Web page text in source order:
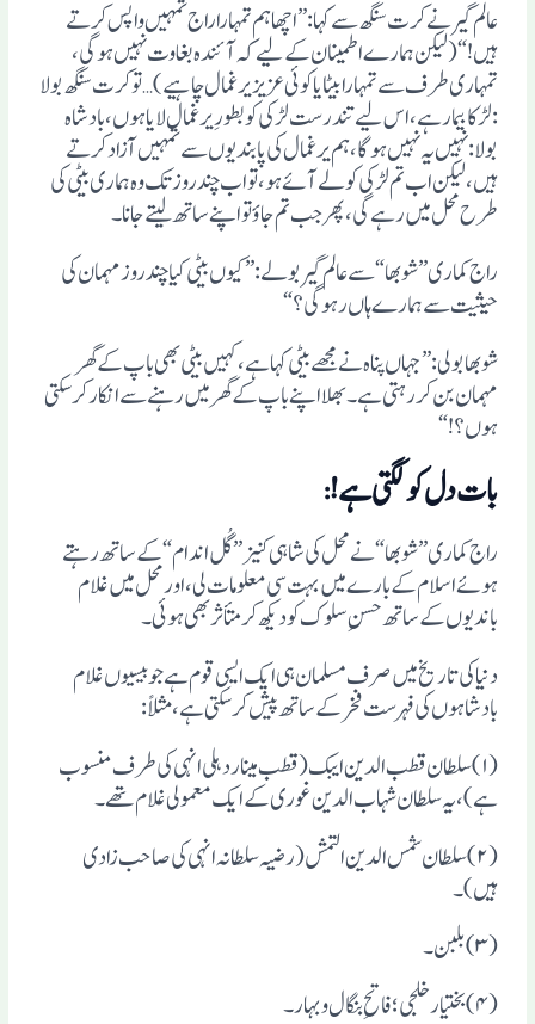
عالم گیر نے کرت سنگھ سے کہا: ”اچھا ہم تمہارا راج تمہیں واپس کرتے
ہیں!“(لیکن ہمارے اطمینان کے لیے کہ آئندہ بغاوت نہیں ہوگی،
تمہاری طرف سے تمہارا بیٹا یا کوئی عزیز یرغمال چاہیے) … تو کرت سنگھ بولا
: لڑکا بیمار ہے، اس لیے تندرست لڑکی کو بطورِ یرغمال لایا ہوں، بادشاہ
بولا: نہیں یہ نہیں ہوگا، ہم یرغمال کی پابندیوں سے تمہیں آزاد کرتے
ہیں، لیکن اب تم لڑکی کو لے آئے ہو، تو اب چند روز تک وہ ہماری بیٹی کی
طرح محل میں رہے گی، پھر جب تم جاوٴ تو اپنے ساتھ لیتے جانا۔
راج کماری ”شوبھا“ سے عالم گیر بولے: ”کیوں بیٹی کیا چند روز مہمان کی
حیثیت سے ہمارے ہاں رہوگی؟“
شوبھا بولی:”جہاں پناہ نے مجھے بیٹی کہا ہے، کہیں بیٹی بھی باپ کے گھر
مہمان بن کر رہتی ہے۔ بھلا اپنے باپ کے گھر میں رہنے سے انکار کرسکتی
ہوں؟!“
بات دل کو لگتی ہے!:
راج کماری ”شوبھا “ نے محل کی شاہی کنیز ”گُل اندام“ کے ساتھ رہتے
ہوئے اسلام کے بارے میں بہت سی معلومات لی، اور محل میں غلام
باندیوں کے ساتھ حسنِ سلوک کو دیکھ کر متأثر بھی ہوئی۔
دنیا کی تاریخ میں صرف مسلمان ہی ایک ایسی قوم ہے جو بیسیوں غلام
بادشاہوں کی فہرست فخر کے ساتھ پیش کرسکتی ہے، مثلاً:
(۱) سلطان قطب الدین ایبک (قطب مینار دہلی انہی کی طرف منسوب
ہے)، یہ سلطان شہاب الدین غوری کے ایک معمولی غلام تھے۔
(۲) سلطان شمس الدین التمش (رضیہ سلطانہ انہی کی صاحب زادی
ہیں)۔
(۳) بلبن۔
(۴) بختیار خلجی؛ فاتحِ بنگال وبہار۔